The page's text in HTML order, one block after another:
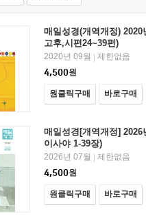
매일성경(개역개정) 2020
고후,시편24~39편)
2020년 09월 | 제한없음
4,500원
원클릭구매 바로구매
매일성경[개역개정] 2026
이사야 1-39장)
2026년 07월 | 제한없음
4,500원
원클릭구매 바로구매